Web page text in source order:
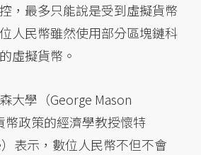
，最多只能說是受到虛擬貨幣
人民幣雖然使用部分區塊鏈科
虛擬貨幣。
大學（George Mason
政策的經濟學教授懷特
）表示，數位人民幣不但不會